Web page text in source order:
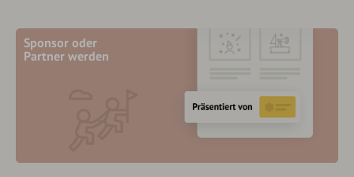
Sponsor oder
Partner werden